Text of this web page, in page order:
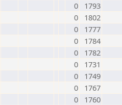
0
1793
0
1802
0
1777
0
1784
0
1782
0
1731
0
1749
0
1767
0
1760